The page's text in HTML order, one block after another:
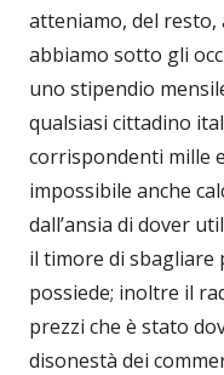
atteniamo, del resto,
abbiamo sotto gli
uno stipendio
qualsiasi cittadino
corrispondenti mille
impossibile anche
dall’ansia di dover
il timore di sbagliare
possiede; inoltre il
prezzi che è stato
disonestà dei